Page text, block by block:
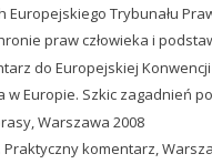
Trybunału
praw człowieka i
do Europejskiej
w Europie. Szkic zagadnień
Warszawa 2008
komentarz,